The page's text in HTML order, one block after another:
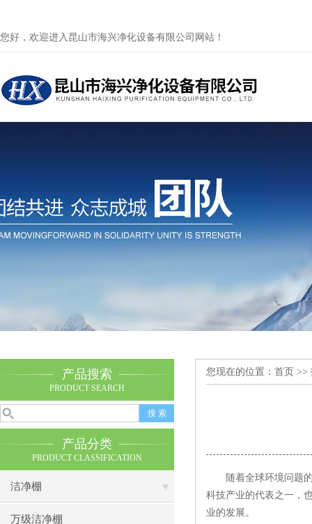
您好，欢迎进入昆山市海兴净化设备有限公司网站！
产品搜索
PRODUCT SEARCH
产品分类
PRODUCT CLASSIFICATION
洁净棚
万级洁净棚
您现在的位置： 首页 >>
随着全球环境问题的
科技产业的代表之一，
业的发展。